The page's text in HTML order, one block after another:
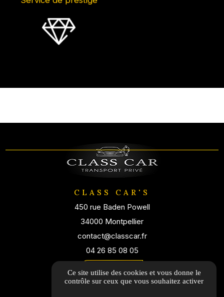
CLASS CAR'S
450 rue Baden Powell
34000 Montpellier
contact@classcar.fr
04 26 85 08 05
Itinéraire
Ce site utilise des cookies et vous donne le
contrôle sur ceux que vous souhaitez activer